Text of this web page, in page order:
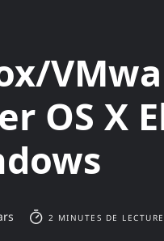
OS X
2 MINUTES DE LECTURE